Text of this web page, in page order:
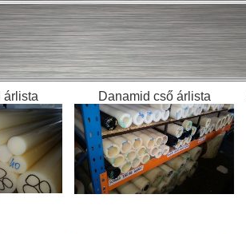
árlista Danamid cső árlista